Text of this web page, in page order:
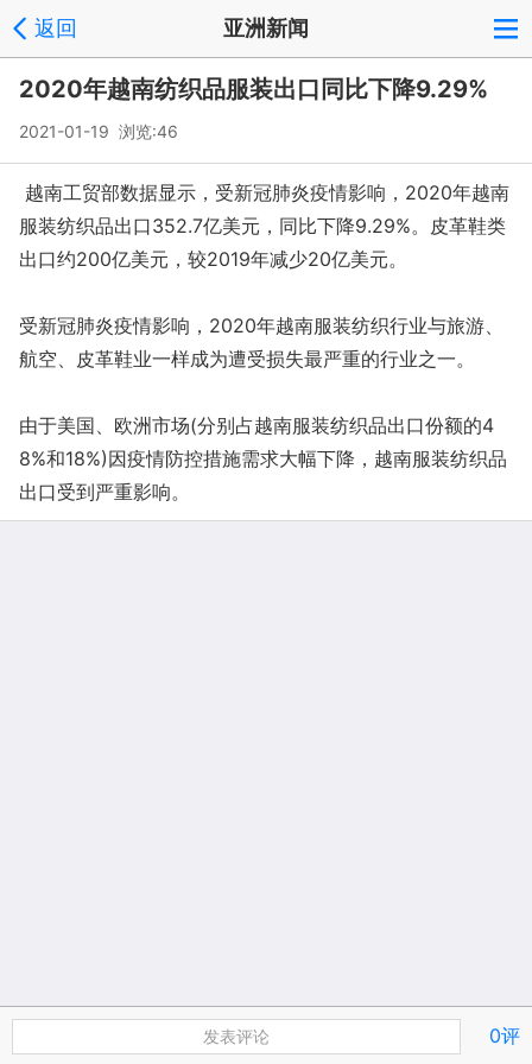
返回 亚洲新闻
2020年越南纺织品服装出口同比下降9.29%
2021-01-19 浏览:46
越南工贸部数据显示，受新冠肺炎疫情影响，2020年越南
服装纺织品出口352.7亿美元，同比下降9.29%。皮革鞋类
出口约200亿美元，较2019年减少20亿美元。
受新冠肺炎疫情影响，2020年越南服装纺织行业与旅游、
航空、皮革鞋业一样成为遭受损失最严重的行业之一。
由于美国、欧洲市场(分别占越南服装纺织品出口份额的4
8%和18%)因疫情防控措施需求大幅下降，越南服装纺织品
出口受到严重影响。
发表评论 0评